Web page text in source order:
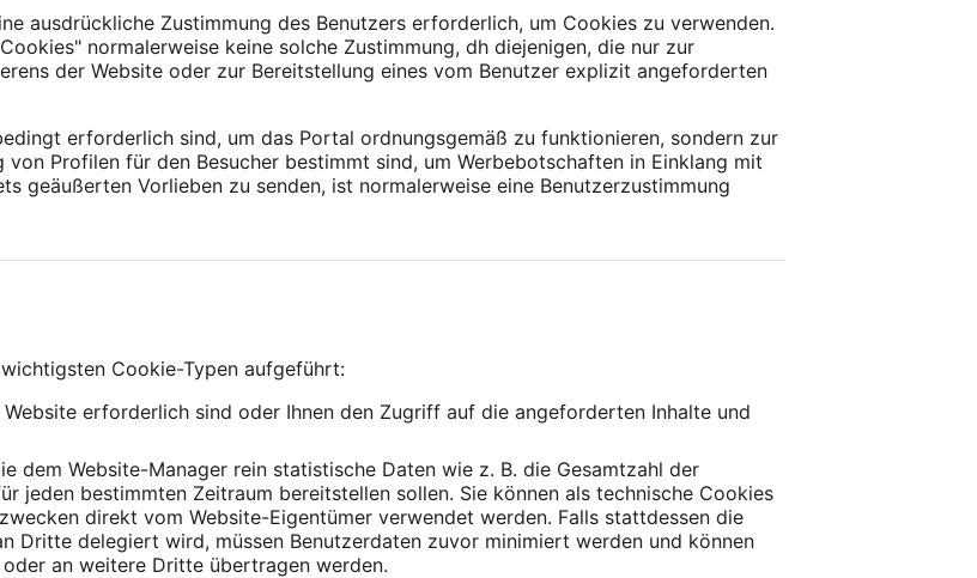
ausdrückliche Zustimmung des Benutzers erforderlich, um Cookies zu verwenden.
normalerweise keine solche Zustimmung, dh diejenigen, die nur zur
der Website oder zur Bereitstellung eines vom Benutzer explizit angeforderten
erforderlich sind, um das Portal ordnungsgemäß zu funktionieren, sondern zur
Profilen für den Besucher bestimmt sind, um Werbebotschaften in Einklang mit
geäußerten Vorlieben zu senden, ist normalerweise eine Benutzerzustimmung
Cookie-Typen aufgeführt:
erforderlich sind oder Ihnen den Zugriff auf die angeforderten Inhalte und
dem Website-Manager rein statistische Daten wie z. B. die Gesamtzahl der
jeden bestimmten Zeitraum bereitstellen sollen. Sie können als technische Cookies
direkt vom Website-Eigentümer verwendet werden. Falls stattdessen die
Dritte delegiert wird, müssen Benutzerdaten zuvor minimiert werden und können
an weitere Dritte übertragen werden.